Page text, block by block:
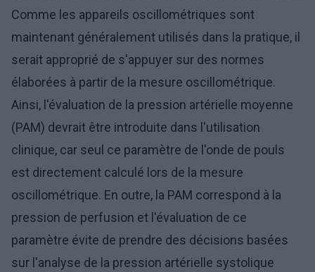
Comme les appareils oscillométriques sont
maintenant généralement utilisés dans la pratique, il
serait approprié de s'appuyer sur des normes
élaborées à partir de la mesure oscillométrique.
Ainsi, l'évaluation de la pression artérielle moyenne
(PAM) devrait être introduite dans l'utilisation
clinique, car seul ce paramètre de l'onde de pouls
est directement calculé lors de la mesure
oscillométrique. En outre, la PAM correspond à la
pression de perfusion et l'évaluation de ce
paramètre évite de prendre des décisions basées
sur l'analyse de la pression artérielle systolique